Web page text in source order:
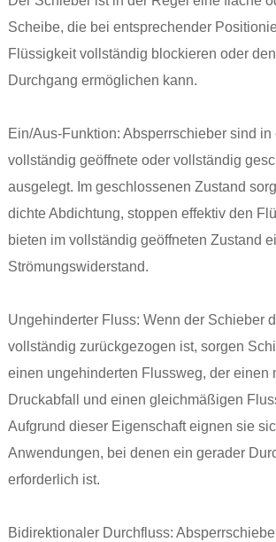
Scheibe, die bei entsprechender
Flüssigkeit vollständig blockieren oder
Durchgang ermöglichen kann.
Ein/Aus-Funktion: Absperrschieber sind
vollständig geöffnete oder vollständig
ausgelegt. Im geschlossenen Zustand
dichte Abdichtung, stoppen effektiv den
bieten im vollständig geöffneten Zustand
Strömungswiderstand.
Ungehinderter Fluss: Wenn der Schieber
vollständig zurückgezogen ist, sorgen
einen ungehinderten Flussweg, der einen
Druckabfall und einen gleichmäßigen
Aufgrund dieser Eigenschaft eignen sie
Anwendungen, bei denen ein gerader
erforderlich ist.
Bidirektionaler Durchfluss: